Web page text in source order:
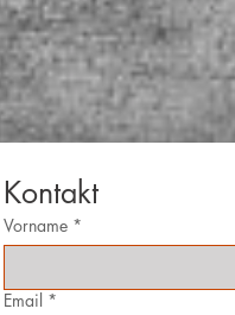
Kontakt
Vorname *
Email *